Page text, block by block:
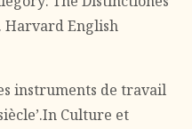
Harvard English
instruments de travail
Culture et